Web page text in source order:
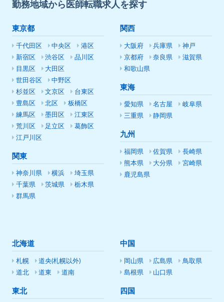
勤務地域から医師転職求人を探す
東京都
千代田区 中央区
港区
新宿区
渋谷区
品川区
目黒区
大田区
世田谷区
中野区
杉並区
文京区
台東区
豊島区
北区
板橋区
練馬区
墨田区
江東区
荒川区
足立区
葛飾区
江戸川区
関東
神奈川県 横浜
埼玉県
千葉県
茨城県
栃木県
群馬県
関西
大阪府 兵庫県
神戸
京都府
奈良県
滋賀県
和歌山県
東海
愛知県 名古屋
岐阜県
三重県
静岡県
九州
福岡県 佐賀県
長崎県
熊本県
大分県
宮崎県
鹿児島県
北海道
札幌
道央(札幌以外)
道北
道東 道南
東北
中国
岡山県 広島県
鳥取県
島根県
山口県
四国